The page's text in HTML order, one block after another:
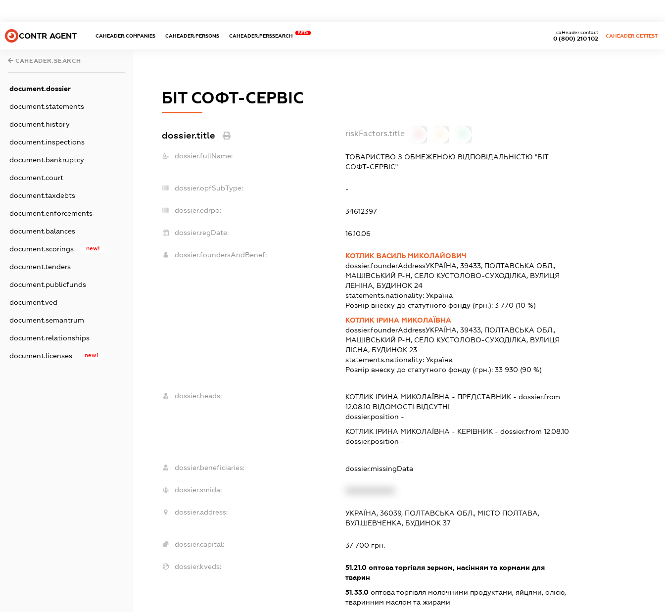
CONTR AGENT CAHEADER.COMPANIES CAHEADER.PERSONS CAHEADER.PERSSEARCH
BETA
0 (800) 210 102
caHeader.contact
CAHEADER.GETTEST
CAHEADER.SEARCH
document.dossier
document.statements
document.history
document.inspections
document.bankruptcy
document.court
document.taxdebts
document.enforcements
document.balances
document.scorings new!
document.tenders
document.publicfunds
document.ved
document.semantrum
document.relationships
document.licenses new!
БІТ СОФТ-СЕРВІС
dossier.title riskFactors.title
dossier.fullName:
ТОВАРИСТВО З ОБМЕЖЕНОЮ ВІДПОВІДАЛЬНІСТЮ "БІТ
СОФТ-СЕРВІС"
dossier.opfSubType: -
dossier.edrpo: 34612397
dossier.regDate: 16.10.06
dossier.foundersAndBenef:
КОТЛИК ВАСИЛЬ МИКОЛАЙОВИЧ
dossier.founderAddressУКРАЇНА, 39433, ПОЛТАВСЬКА ОБЛ.,
МАШІВСЬКИЙ Р-Н, СЕЛО КУСТОЛОВО-СУХОДІЛКА, ВУЛИЦЯ
ЛЕНІНА, БУДИНОК 24
statements.nationality: Україна
Розмір внеску до статутного фонду (грн.): 3 770 (10 %)
КОТЛИК ІРИНА МИКОЛАЇВНА
dossier.founderAddressУКРАЇНА, 39433, ПОЛТАВСЬКА ОБЛ.,
МАШІВСЬКИЙ Р-Н, СЕЛО КУСТОЛОВО-СУХОДІЛКА, ВУЛИЦЯ
ЛІСНА, БУДИНОК 23
statements.nationality: Україна
Розмір внеску до статутного фонду (грн.): 33 930 (90 %)
dossier.heads: КОТЛИК ІРИНА МИКОЛАЇВНА - ПРЕДСТАВНИК - dossier.from
12.08.10 ВІДОМОСТІ ВІДСУТНІ
dossier.position -
КОТЛИК ІРИНА МИКОЛАЇВНА - КЕРІВНИК - dossier.from 12.08.10
dossier.position -
dossier.beneficiaries: dossier.missingData
dossier.smida:
dossier.address:
УКРАЇНА, 36039, ПОЛТАВСЬКА ОБЛ., МІСТО ПОЛТАВА,
ВУЛ.ШЕВЧЕНКА, БУДИНОК 37
dossier.capital: 37 700 грн.
dossier.kveds: 51.21.0оптова торгівля зерном, насінням та кормами для
тварин
51.33.0оптова торгівля молочними продуктами, яйцями, олією,
тваринним маслом та жирами